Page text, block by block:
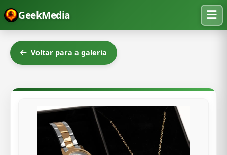
GeekMedia
Voltar para a galeria